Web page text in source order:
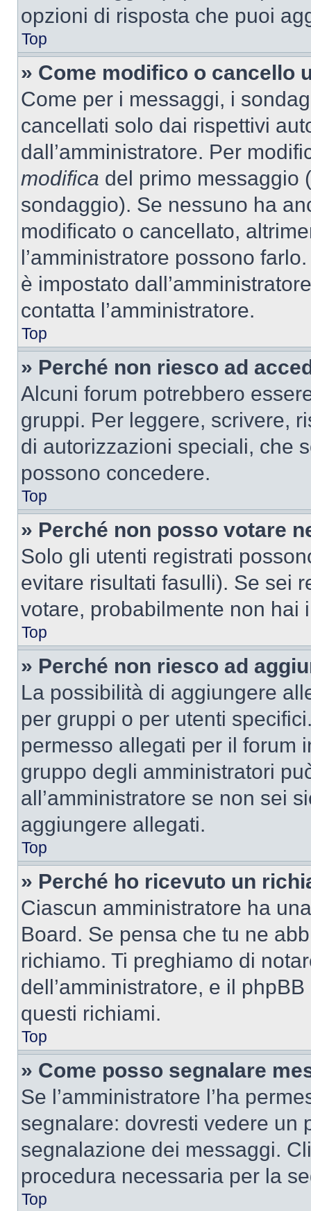
opzioni di risposta che puoi
Top
» Come modifico o cancello
Come per i messaggi, i
cancellati solo dai rispettivi
dall’amministratore. Per
modifica del primo messaggio
sondaggio). Se nessuno ha
modificato o cancellato,
l’amministratore possono
è impostato
contatta l’amministratore.
Top
» Perché non riesco ad
Alcuni forum potrebbero
gruppi. Per leggere, scrivere,
di autorizzazioni speciali, che
possono concedere.
Top
» Perché non posso votare
Solo gli utenti registrati
evitare risultati fasulli). Se sei
votare, probabilmente non hai
Top
» Perché non riesco ad
La possibilità di aggiungere
per gruppi o per utenti
permesso allegati per il forum
gruppo degli amministratori
all’amministratore se non sei
aggiungere allegati.
Top
» Perché ho ricevuto un
Ciascun amministratore ha
Board. Se pensa che tu ne
richiamo. Ti preghiamo di
dell’amministratore, e il
questi richiami.
Top
» Come posso segnalare
Se l’amministratore l’ha
segnalare: dovresti vedere un
segnalazione dei messaggi.
procedura necessaria per la
Top